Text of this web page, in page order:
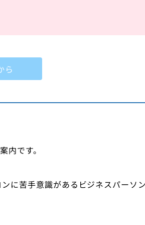
ら
内です。
苦手意識があるビジネスパーソン